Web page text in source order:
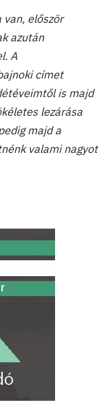
először
azután
A
címet
is majd
lezárása
majd a
valami nagyot